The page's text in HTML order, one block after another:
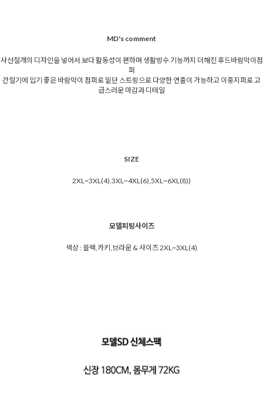
MD's comment
사선절개의 디자인을 넣어서 보다 활동성이 편하며 생활방수 기능까지 더해진 후드바람막이점
퍼
간절기에 입기 좋은 바람막이 점퍼로 밑단 스트링으로 다양한 연출이 가능하고 이중지퍼로 고
급스러운 마감과 디테일
SIZE
2XL~3XL(4),3XL~4XL(6),5XL~6XL(8))
모델피팅사이즈
색상 : 블랙,카키,브라운 & 사이즈 2XL~3XL(4)